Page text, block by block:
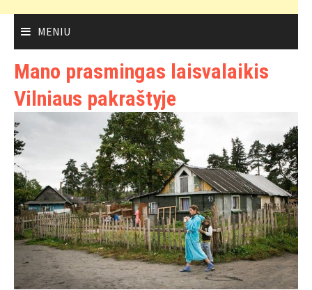
MENIU
Mano prasmingas laisvalaikis
Vilniaus pakraštyje